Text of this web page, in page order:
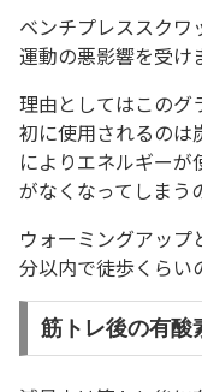
ベンチプレススクワ
運動の悪影響を受け
理由としてはこのグ
初に使用されるのは
によりエネルギーが
がなくなってしまう
ウォーミングアッ
分以内で徒歩くらい
筋トレ後の有酸